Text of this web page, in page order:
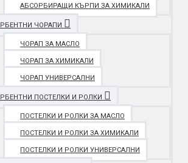
АБСОРБИРАЩИ КЪРПИ ЗА ХИМИКАЛИ
ЧОРАПИ
ЧОРАП ЗА МАСЛО
ЧОРАП ЗА ХИМИКАЛИ
ЧОРАП УНИВЕРСАЛНИ
ПОСТЕЛКИ И РОЛКИ
ПОСТЕЛКИ И РОЛКИ ЗА МАСЛО
ПОСТЕЛКИ И РОЛКИ ЗА ХИМИКАЛИ
ПОСТЕЛКИ И РОЛКИ УНИВЕРСАЛНИ